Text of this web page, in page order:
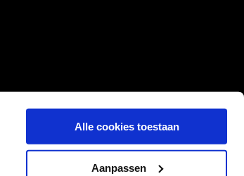
Alle cookies toestaan
Aanpassen